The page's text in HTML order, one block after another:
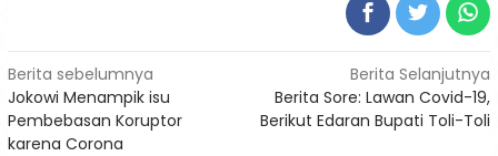
Navigasi
pos
Berita sebelumnya
Jokowi Menampik isu
Pembebasan Koruptor
karena Corona
Berita Selanjutnya
Berita Sore: Lawan Covid-19,
Berikut Edaran Bupati Toli-Toli